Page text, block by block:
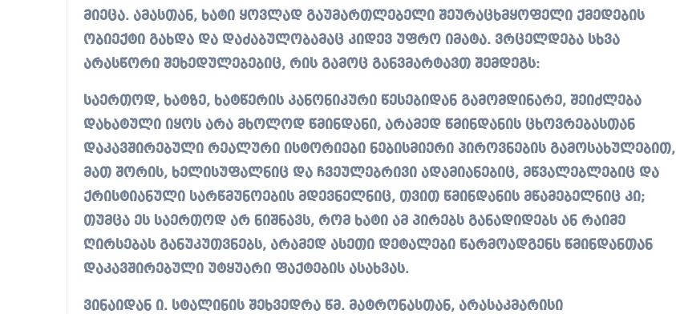
მიეცა. ამასთან, ხატი ყოვლად გაუმართლებელი შეურაცხმყოფელი ქმედების
ობიექტი გახდა და დაძაბულობამაც კიდევ უფრო იმატა. ვრცელდება სხვა
არასწორი შეხედულებებიც, რის გამოც განვმარტავთ შემდეგს:
საერთოდ, ხატზე, ხატწერის კანონიკური წესებიდან გამომდინარე, შეიძლება
დახატული იყოს არა მხოლოდ წმინდანი, არამედ წმინდანის ცხოვრებასთან
დაკავშირებული რეალური ისტორიები ნებისმიერი პიროვნების გამოსახულებით,
მათ შორის, ხელისუფალნიც და ჩვეულებრივი ადამიანებიც, მწვალებლებიც და
ქრისტიანული სარწმუნოების მდევნელნიც, თვით წმინდანის მწამებელნიც კი;
თუმცა ეს საერთოდ არ ნიშნავს, რომ ხატი ამ პირებს განადიდებს ან რაიმე
ღირსებას განუკუთვნებს, არამედ ასეთი დეტალები წარმოადგენს წმინდანთან
დაკავშირებული უტყუარი ფაქტების ასახვას.
ვინაიდან ი. სტალინის შეხვედრა წმ. მატრონასთან, არასაკმარისი